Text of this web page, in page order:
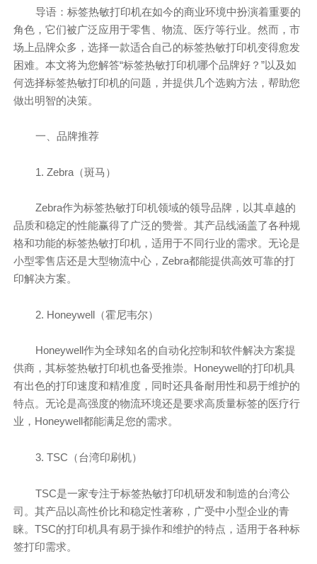
导语：标签热敏打印机在如今的商业环境中扮演着重要的
角色，它们被广泛应用于零售、物流、医疗等行业。然而，市
场上品牌众多，选择一款适合自己的标签热敏打印机变得愈发
困难。本文将为您解答“标签热敏打印机哪个品牌好？”以及如
何选择标签热敏打印机的问题，并提供几个选购方法，帮助您
做出明智的决策。
一、品牌推荐
1. Zebra（斑马）
Zebra作为标签热敏打印机领域的领导品牌，以其卓越的
品质和稳定的性能赢得了广泛的赞誉。其产品线涵盖了各种规
格和功能的标签热敏打印机，适用于不同行业的需求。无论是
小型零售店还是大型物流中心，Zebra都能提供高效可靠的打
印解决方案。
2. Honeywell（霍尼韦尔）
Honeywell作为全球知名的自动化控制和软件解决方案提
供商，其标签热敏打印机也备受推崇。Honeywell的打印机具
有出色的打印速度和精准度，同时还具备耐用性和易于维护的
特点。无论是高强度的物流环境还是要求高质量标签的医疗行
业，Honeywell都能满足您的需求。
3. TSC（台湾印刷机）
TSC是一家专注于标签热敏打印机研发和制造的台湾公
司。其产品以高性价比和稳定性著称，广受中小型企业的青
睐。TSC的打印机具有易于操作和维护的特点，适用于各种标
签打印需求。